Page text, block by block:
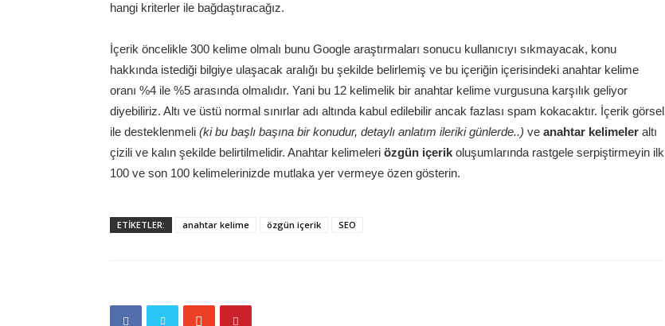
hangi kriterler ile bağdaştıracağız.
İçerik öncelikle 300 kelime olmalı bunu Google araştırmaları sonucu kullanıcıyı sıkmayacak, konu
hakkında istediği bilgiye ulaşacak aralığı bu şekilde belirlemiş ve bu içeriğin içerisindeki anahtar kelime
oranı %4 ile %5 arasında olmalıdır. Yani bu 12 kelimelik bir anahtar kelime vurgusuna karşılık geliyor
diyebiliriz. Altı ve üstü normal sınırlar adı altında kabul edilebilir ancak fazlası spam kokacaktır. İçerik görsel
ile desteklenmeli (ki bu başlı başına bir konudur, detaylı anlatım ileriki günlerde..) ve anahtar kelimeler altı
çizili ve kalın şekilde belirtilmelidir. Anahtar kelimeleri özgün içerik oluşumlarında rastgele serpiştirmeyin ilk
100 ve son 100 kelimelerinizde mutlaka yer vermeye özen gösterin.
ETİKETLER: anahtar kelime özgün içerik SEO